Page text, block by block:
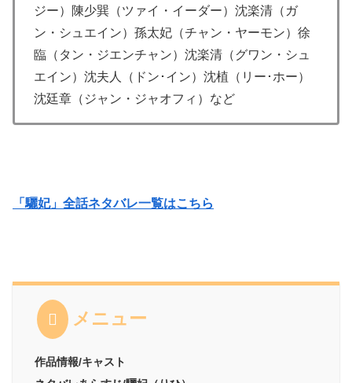
ジー）陳少巽（ツァイ・イーダー）沈楽清（ガ
ン・シュエイン）孫太妃（チャン・ヤーモン）徐
臨（タン・ジエンチャン）沈楽清（グワン・シュ
エイン）沈夫人（ドン･イン）沈植（リー･ホー）
沈廷章（ジャン・ジャオフィ）など
「驪妃」全話ネタバレ一覧はこちら
メニュー
作品情報/キャスト